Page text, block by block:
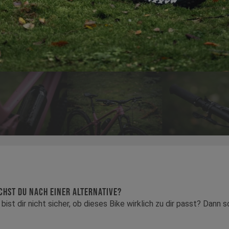
DU NACH EINER ALTERNATIVE?
bist dir nicht sicher, ob dieses Bike wirklich zu dir passt? Dann